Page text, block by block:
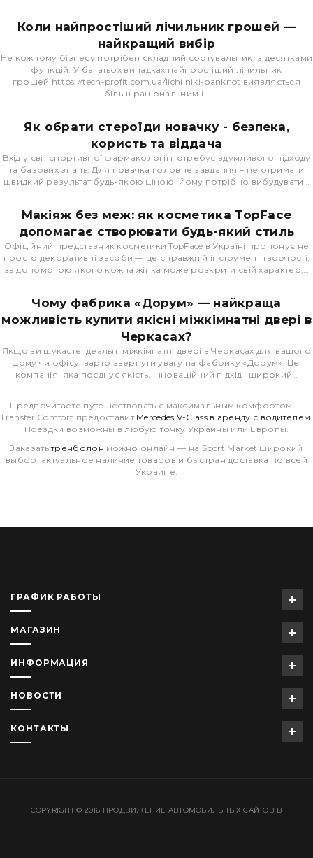
Коли найпростіший лічильник грошей —
найкращий вибір
Не кожному бізнесу потрібен складний сортувальник із десятками
функцій. У багатьох випадках найпростіший лічильник
грошей https://tech-profit.com.ua/lichilniki-banknot виявляється
більш раціональним і…
Як обрати стероїди новачку - безпека,
користь та віддача
Вхід у світ спортивної фармакології потребує вдумливого підходу
та базових знань. Для новачка головне завдання – не отримати
швидкий результат будь-якою ціною. Йому потрібно вибудувати…
Макіяж без меж: як косметика TopFace
допомагає створювати будь-який стиль
Офіційний представник косметики TopFace в Україні пропонує не
просто декоративні засоби — це справжній інструмент творчості,
за допомогою якого кожна жінка може розкрити свій характер,…
Чому фабрика «Дорум» — найкраща
можливість купити якісні міжкімнатні двері в
Черкасах?
Якщо ви шукаєте ідеальні міжкімнатні двері в Черкасах для вашого
дому чи офісу, варто звернути увагу на фабрику «Дорум». Це
компанія, яка поєднує якість, інноваційний підхід і широкий…
Предпочитаете путешествовать с максимальным комфортом —
Transfer Comfort предоставит Mercedes V-Class в аренду с водителем.
Поездки возможны в любую точку Украины или Европы.
Заказатьтренболон можно онлайн — на Sport Market широкий
выбор, актуальное наличие товаров и быстрая доставка по всей
Украине.
ГРАФИК РАБОТЫ
МАГАЗИН
ИНФОРМАЦИЯ
НОВОСТИ
КОНТАКТЫ
COPYRIGHT © 2016 ПРОДВИЖЕНИЕ АВТОМОБИЛЬНЫХ САЙТОВ В